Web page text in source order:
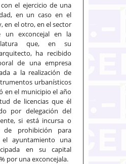
el ejercicio de una
en un caso en el
en el otro, en el sector
un exconcejal en la
que, en su
ha recibido
de una empresa
a la realización de
urbanísticos
en el municipio el año
de licencias que él
por delegación del
si está incursa o
prohibición para
ayuntamiento una
en su capital
por una exconcejala.